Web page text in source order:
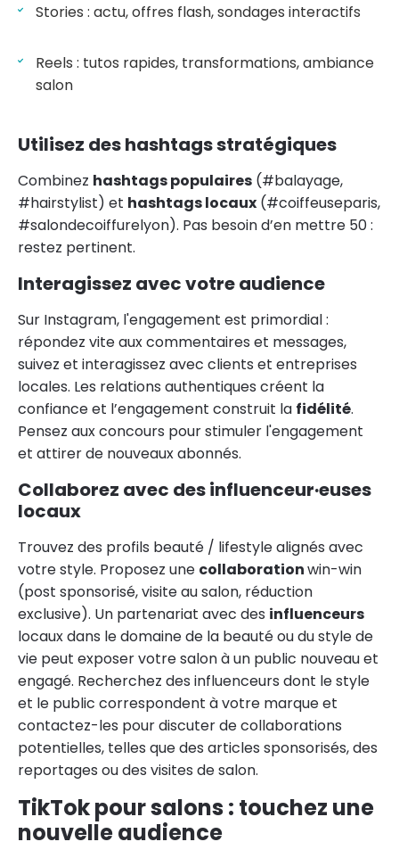
Stories : actu, offres flash, sondages interactifs
Reels : tutos rapides, transformations, ambiance
salon
Utilisez des hashtags stratégiques
Combinez hashtags populaires (#balayage,
#hairstylist) et hashtags locaux (#coiffeuseparis,
#salondecoiffurelyon). Pas besoin d’en mettre 50 :
restez pertinent.
Interagissez avec votre audience
Sur Instagram, l'engagement est primordial :
répondez vite aux commentaires et messages,
suivez et interagissez avec clients et entreprises
locales. Les relations authentiques créent la
confiance et l’engagement construit la fidélité.
Pensez aux concours pour stimuler l'engagement
et attirer de nouveaux abonnés.
Collaborez avec des influenceur·euses
locaux
Trouvez des profils beauté / lifestyle alignés avec
votre style. Proposez une collaborationwin-win
(post sponsorisé, visite au salon, réduction
exclusive). Un partenariat avec des influenceurs
locaux dans le domaine de la beauté ou du style de
vie peut exposer votre salon à un public nouveau et
engagé. Recherchez des influenceurs dont le style
et le public correspondent à votre marque et
contactez-les pour discuter de collaborations
potentielles, telles que des articles sponsorisés, des
reportages ou des visites de salon.
TikTok pour salons : touchez une
nouvelle audience